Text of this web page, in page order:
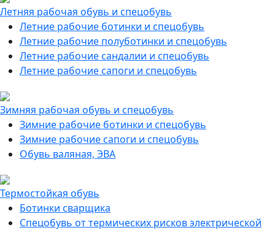
Летняя рабочая обувь и спецобувь
Летние рабочие ботинки и спецобувь
Летние рабочие полуботинки и спецобувь
Летние рабочие сандалии и спецобувь
Летние рабочие сапоги и спецобувь
Зимняя рабочая обувь и спецобувь
Зимние рабочие ботинки и спецобувь
Зимние рабочие сапоги и спецобувь
Обувь валяная, ЭВА
Термостойкая обувь
Ботинки сварщика
Спецобувь от термических рисков электрической